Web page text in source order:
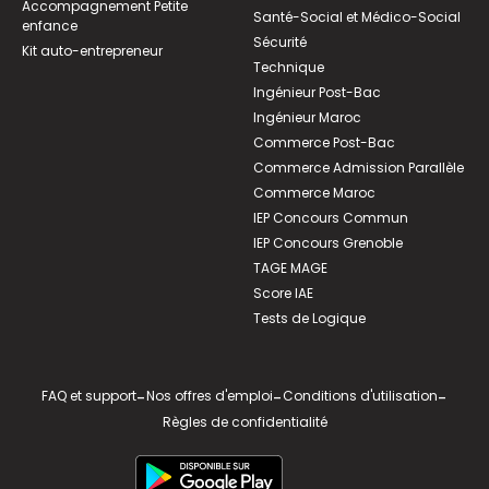
Accompagnement Petite
enfance
Kit auto-entrepreneur
Santé-Social et Médico-Social
Sécurité
Technique
Ingénieur Post-Bac
Ingénieur Maroc
Commerce Post-Bac
Commerce Admission Parallèle
Commerce Maroc
IEP Concours Commun
IEP Concours Grenoble
TAGE MAGE
Score IAE
Tests de Logique
FAQ et support-Nos offres d'emploi-Conditions d'utilisation-
Règles de confidentialité